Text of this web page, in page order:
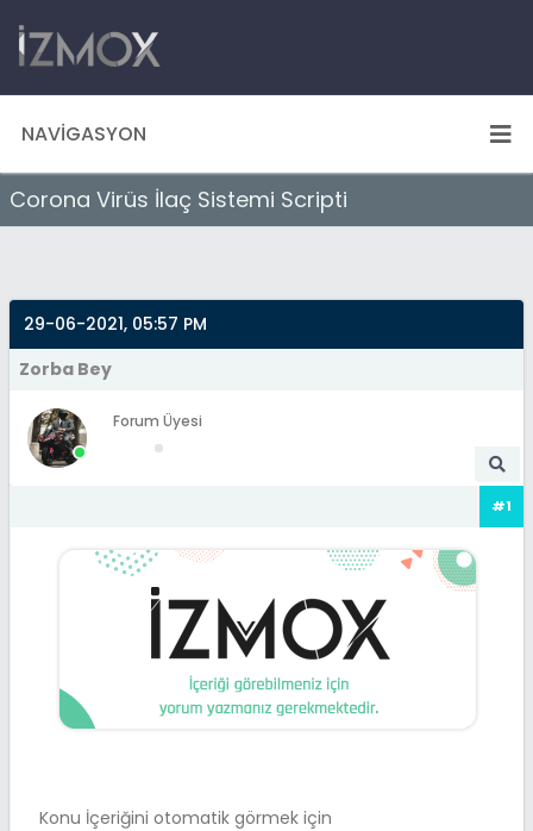
NAVIGASYON
Corona Virüs İlaç Sistemi Scripti
29-06-2021, 05:57 PM
Zorba Bey
Forum Üyesi
#1
Konu İçeriğini otomatik görmek için